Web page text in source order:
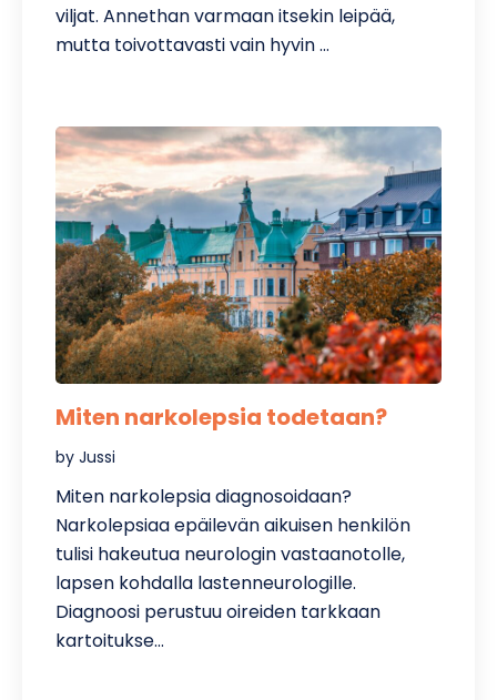
viljat. Annethan varmaan itsekin leipää,
mutta toivottavasti vain hyvin …
Miten narkolepsia todetaan?
by Jussi
Miten narkolepsia diagnosoidaan?
Narkolepsiaa epäilevän aikuisen henkilön
tulisi hakeutua neurologin vastaanotolle,
lapsen kohdalla lastenneurologille.
Diagnoosi perustuu oireiden tarkkaan
kartoitukse…